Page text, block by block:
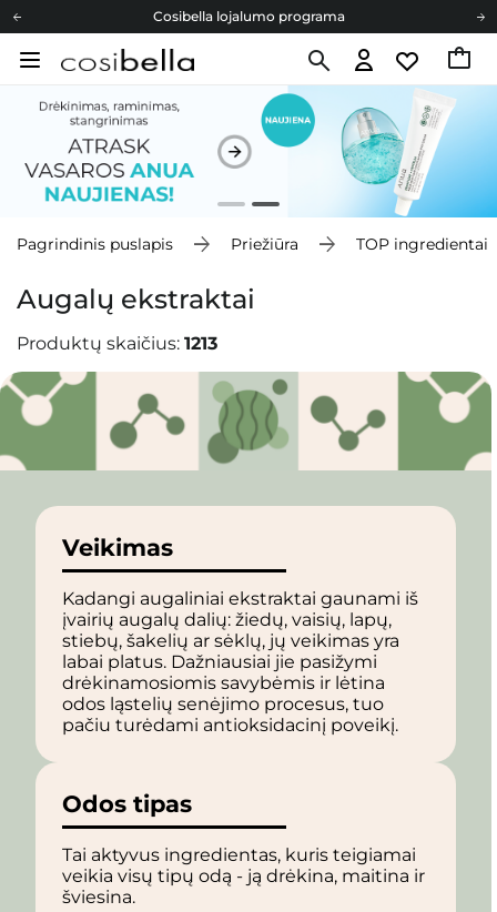
Cosibella lojalumo programa
Nemokamas pristatymas nuo 40,00 €
Cosibella lojalumo programa
Nemokamas pristatymas nuo 40,00 €
Dovanų Kortelės
Pagrindinis puslapis Priežiūra TOP ingredientai
Augalų ekstraktai
Produktų skaičius: 1213
Veikimas
Kadangi augaliniai ekstraktai gaunami iš
įvairių augalų dalių: žiedų, vaisių, lapų,
stiebų, šakelių ar sėklų, jų veikimas yra
labai platus. Dažniausiai jie pasižymi
drėkinamosiomis savybėmis ir lėtina
odos ląstelių senėjimo procesus, tuo
pačiu turėdami antioksidacinį poveikį.
Odos tipas
Tai aktyvus ingredientas, kuris teigiamai
veikia visų tipų odą - ją drėkina, maitina ir
šviesina.